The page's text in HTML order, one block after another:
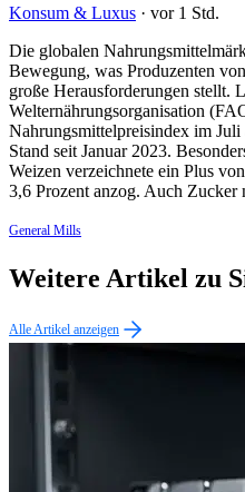
Konsum & Luxus · vor 1 Std.
Die globalen
Bewegung, was Produzenten
große Herausforderungen stellt.
Welternährungsorganisation
Nahrungsmittelpreisindex im
Stand seit Januar 2023.
Weizen verzeichnete ein Plus
3,6 Prozent anzog. Auch
General Mills
Weitere Artikel zu
Alle Artikel anzeigen